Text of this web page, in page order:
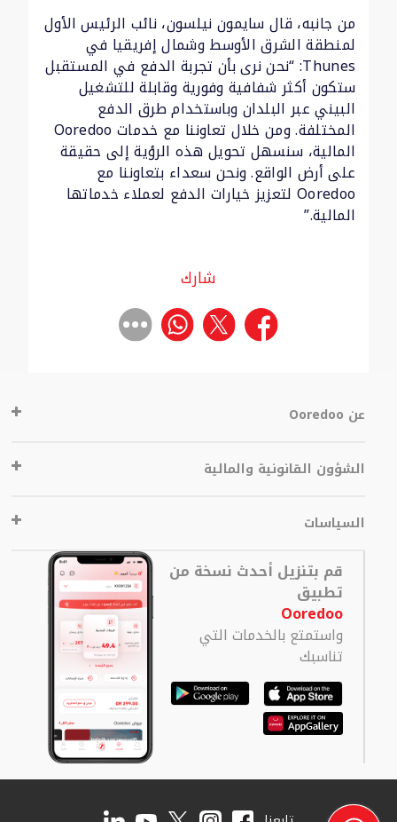
من جانبه، قال سايمون نيلسون، نائب الرئيس الأول
لمنطقة الشرق الأوسط وشمال إفريقيا في
Thunes: “نحن نرى بأن تجربة الدفع في المستقبل
ستكون أكثر شفافية وفورية وقابلة للتشغيل
البيني عبر البلدان وباستخدام طرق الدفع
المختلفة. ومن خلال تعاوننا مع خدمات Ooredoo
المالية، سنسهل تحويل هذه الرؤية إلى حقيقة
على أرض الواقع. ونحن سعداء بتعاوننا مع
Ooredoo لتعزيز خيارات الدفع لعملاء خدماتها
المالية.”
شارك
عن Ooredoo
الشؤون القانونية والمالية
السياسات
قم بتنزيل أحدث نسخة من
تطبيق
Ooredoo
واستمتع بالخدمات التي
تناسبك